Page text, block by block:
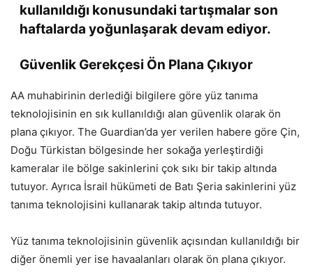
kullanıldığı konusundaki tartışmalar son
haftalarda yoğunlaşarak devam ediyor.
Güvenlik Gerekçesi Ön Plana Çıkıyor
AA muhabirinin derlediği bilgilere göre yüz tanıma
teknolojisinin en sık kullanıldığı alan güvenlik olarak ön
plana çıkıyor. The Guardian’da yer verilen habere göre Çin,
Doğu Türkistan bölgesinde her sokağa yerleştirdiği
kameralar ile bölge sakinlerini çok sıkı bir takip altında
tutuyor. Ayrıca İsrail hükümeti de Batı Şeria sakinlerini yüz
tanıma teknolojisini kullanarak takip altında tutuyor.
Yüz tanıma teknolojisinin güvenlik açısından kullanıldığı bir
diğer önemli yer ise havaalanları olarak ön plana çıkıyor.